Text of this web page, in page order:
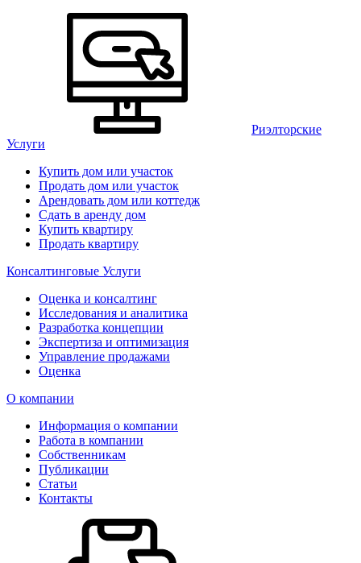
Риэлторские
Услуги
Купить дом или участок
Продать дом или участок
Арендовать дом или коттедж
Сдать в аренду дом
Купить квартиру
Продать квартиру
Консалтинговые Услуги
Оценка и консалтинг
Исследования и аналитика
Разработка концепции
Экспертиза и оптимизация
Управление продажами
Оценка
О компании
Информация о компании
Работа в компании
Собственникам
Публикации
Статьи
Контакты